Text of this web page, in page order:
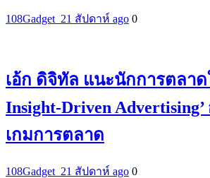
108Gadget_21 สัปดาห์ ago 0
เอ้ก ดิจิทัล แนะนักการตลาด
Insight-Driven
เกมการตลาด
108Gadget_21 สัปดาห์ ago 0